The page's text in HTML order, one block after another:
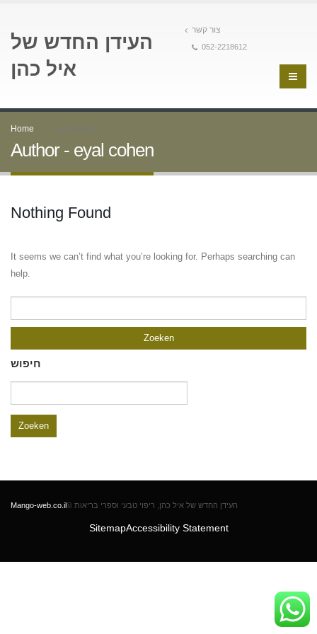
העידן החדש של
איל כהן
צור קשר
052-2218612
Home eyal cohen
Author - eyal cohen
Nothing Found
It seems we can’t find what you’re looking for. Perhaps searching can
help.
חיפוש
naar:
© העידן החדש של איל כהן, ריפוי טבעי וספרי בריאות Mango-web.co.il
SitemapAccessibility Statement